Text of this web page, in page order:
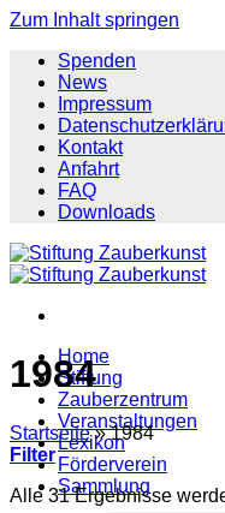
Zum Inhalt springen
Spenden
News
Impressum
Kontakt
Anfahrt
FAQ
Downloads
Home
Stiftung
Zauberzentrum
Veranstaltungen
Lexikon
Förderverein
Sammlung
1984
Startseite » 1984
Filter
Alle 31 Ergebnisse